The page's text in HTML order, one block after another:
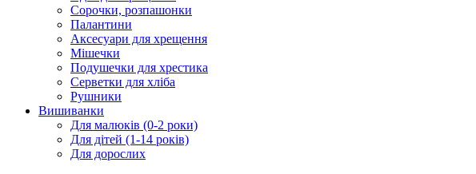
Сорочки, розпашонки
Палантини
Аксесуари для хрещення
Мішечки
Подушечки для хрестика
Серветки для хліба
Рушники
Вишиванки
Для малюків (0-2 роки)
Для дітей (1-14 років)
Для дорослих